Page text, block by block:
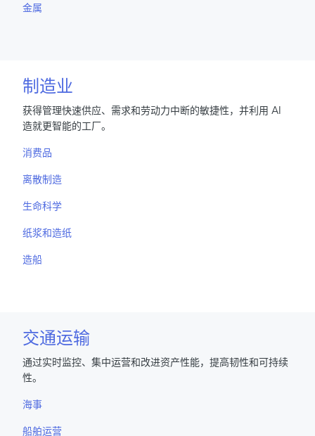
金属
制造业
获得管理快速供应、需求和劳动力中断的敏捷性，并利用 AI
造就更智能的工厂。
消费品
离散制造
生命科学
纸浆和造纸
造船
交通运输
通过实时监控、集中运营和改进资产性能，提高韧性和可持续
性。
海事
船舶运营